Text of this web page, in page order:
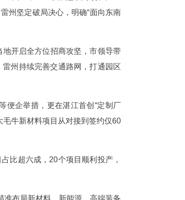
州坚定破局决心，明确“面向东南
开启全方位招商攻坚，市领导带
州持续完善交通路网，打通园区
便企举措，更在湛江首创“定制厂
牛新材料项目从对接到签约仅60
比超六成，20个项目顺利投产，
准布局新材料、新能源、高端装备